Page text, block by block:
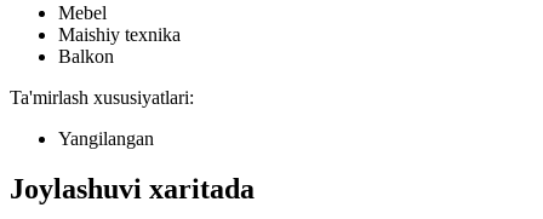
Mebel
Maishiy texnika
Balkon
Ta'mirlash xususiyatlari:
Yangilangan
Joylashuvi xaritada